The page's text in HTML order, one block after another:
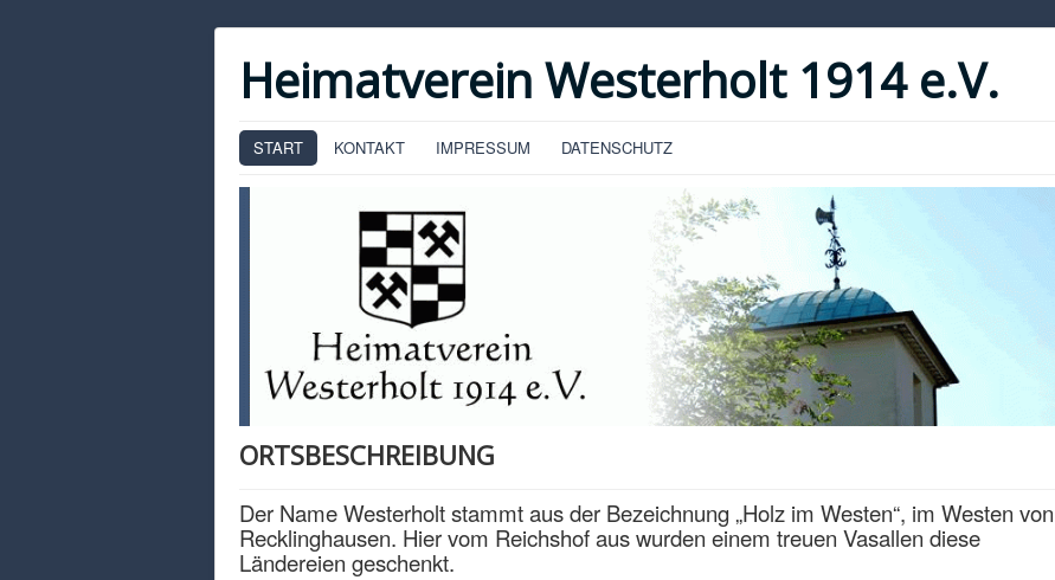
Heimatverein Westerholt 1914 e.V.
START KONTAKT IMPRESSUM DATENSCHUTZ
ORTSBESCHREIBUNG
Der Name Westerholt stammt aus der Bezeichnung „Holz im Westen“, im Westen von
Recklinghausen. Hier vom Reichshof aus wurden einem treuen Vasallen diese
Ländereien geschenkt.